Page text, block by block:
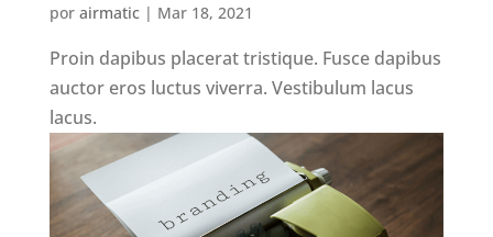
por airmatic| Mar 18, 2021
Proin dapibus placerat tristique. Fusce dapibus
auctor eros luctus viverra. Vestibulum lacus
lacus.